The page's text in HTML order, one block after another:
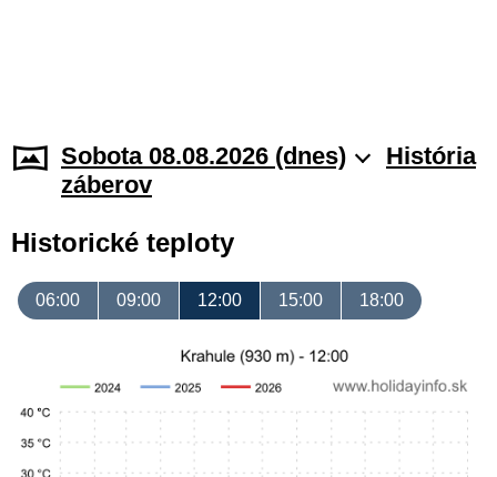
Sobota 08.08.2026 (dnes)
História
záberov
Historické teploty
06:00 09:00 12:00 15:00 18:00